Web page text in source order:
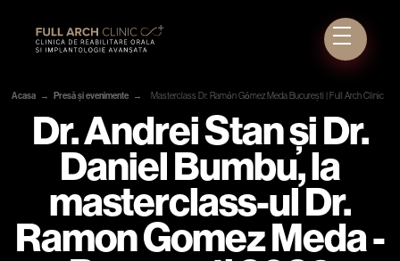
Acasa → Presă și evenimente → Masterclass Dr. Ramón Gómez Meda București | Full Arch Clinic
Dr. Andrei Stan și Dr.
Daniel Bumbu, la
masterclass-ul Dr.
Ramon Gomez Meda -